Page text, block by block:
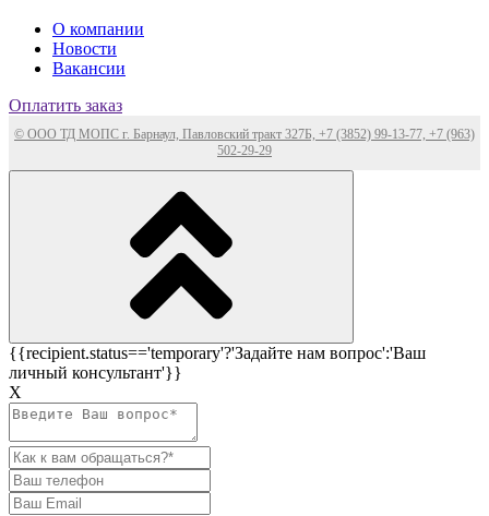
О компании
Новости
Вакансии
Оплатить заказ
© ООО ТД МОПС г. Барнаул, Павловский тракт 327Б, +7 (3852) 99-13-77, +7 (963)
502-29-29
{{recipient.status=='temporary'?'Задайте нам вопрос':'Ваш
личный консультант'}}
Х